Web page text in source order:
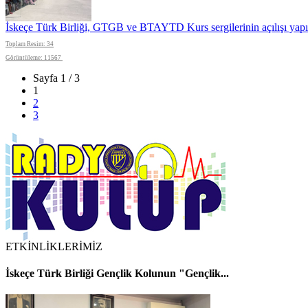
İskeçe Türk Birliği, GTGB ve BTAYTD Kurs sergilerinin açılışı
Toplam Resim: 34
Görüntüleme: 11567
Sayfa 1 / 3
1
2
3
ETKİNLİKLERİMİZ
İskeçe Türk Birliği Gençlik Kolunun "Gençlik...